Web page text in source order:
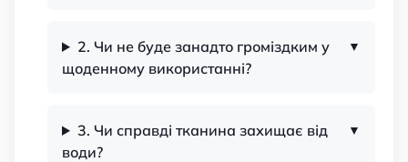
2. Чи не буде занадто громіздким у
щоденному використанні?
3. Чи справді тканина захищає від
води?